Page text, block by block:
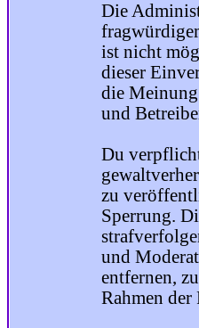
Die
ist nicht
dieser
die
und
Du
zu
Sperrung.
und
entfernen,
Rahmen der